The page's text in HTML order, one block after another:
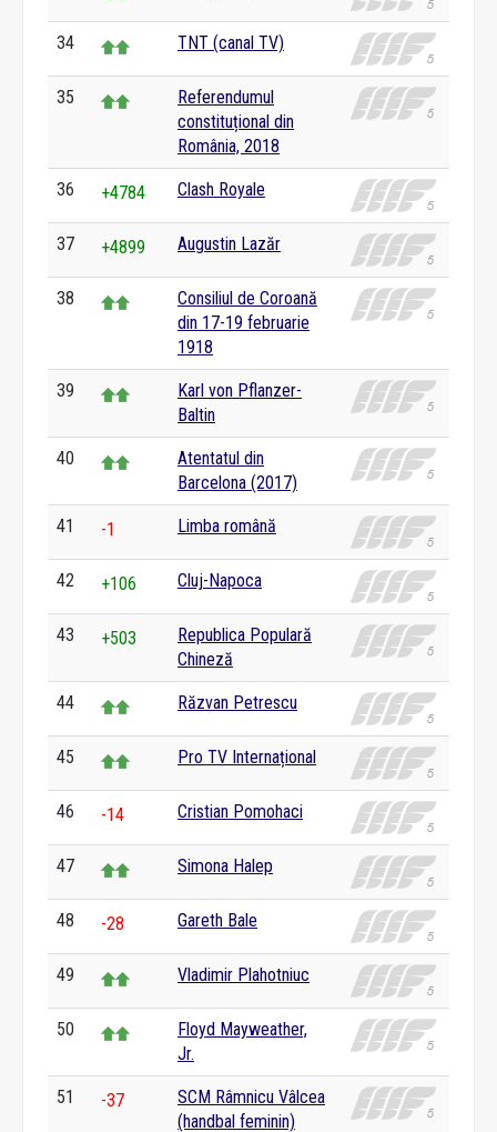
34 TNT (canal TV)
35
Referendumul
constituțional din
România, 2018
36 +4784 Clash Royale
37 +4899 Augustin Lazăr
38
Consiliul de Coroană
din 17-19 februarie
1918
39
Karl von Pflanzer-
Baltin
40
Atentatul din
Barcelona (2017)
41 -1 Limba română
42 +106 Cluj-Napoca
43 +503
Republica Populară
Chineză
44 Răzvan Petrescu
45 Pro TV Internațional
46 -14 Cristian Pomohaci
47 Simona Halep
48 -28 Gareth Bale
49 Vladimir Plahotniuc
50
Floyd Mayweather,
Jr.
51 -37
SCM Râmnicu Vâlcea
(handbal feminin)